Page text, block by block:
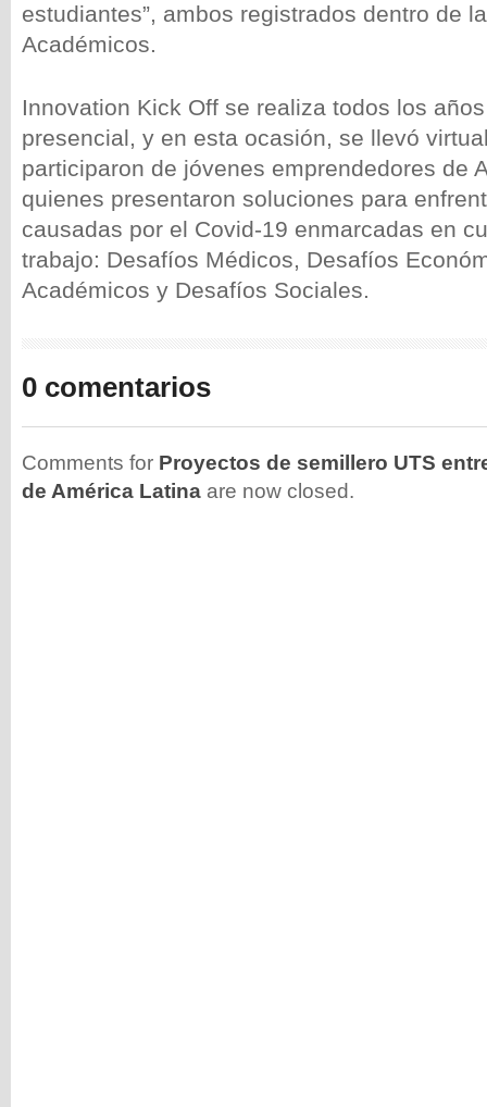
estudiantes”, ambos registrados dentro de
Académicos.
Innovation Kick Off se realiza todos los
presencial, y en esta ocasión, se llevó
participaron de jóvenes emprendedores de
quienes presentaron soluciones para
causadas por el Covid-19 enmarcadas en
trabajo: Desafíos Médicos, Desafíos
Académicos y Desafíos Sociales.
0 comentarios
Comments for Proyectos de semillero UTS
de América Latina are now closed.
wp-